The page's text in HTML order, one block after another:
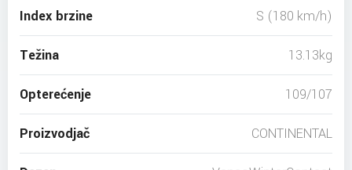
Index brzine S (180 km/h)
Težina 13.13kg
Opterećenje 109/107
Proizvodjač CONTINENTAL